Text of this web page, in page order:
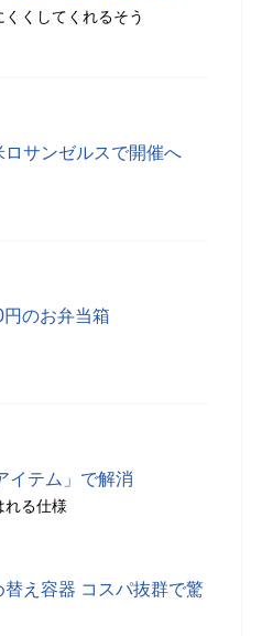
くしてくれるそう
サンゼルスで開催へ
のお弁当箱
イテム」で解消
れる仕様
え容器 コスパ抜群で驚